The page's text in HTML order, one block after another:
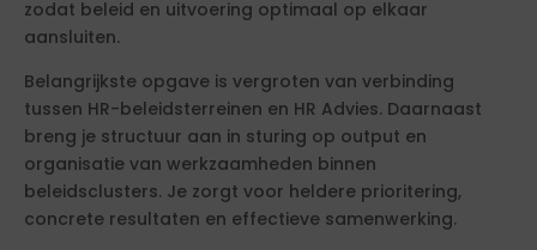
zodat beleid en uitvoering optimaal op elkaar
aansluiten.
Belangrijkste opgave is vergroten van verbinding
tussen HR-beleidsterreinen en HR Advies. Daarnaast
breng je structuur aan in sturing op output en
organisatie van werkzaamheden binnen
beleidsclusters. Je zorgt voor heldere prioritering,
concrete resultaten en effectieve samenwerking.